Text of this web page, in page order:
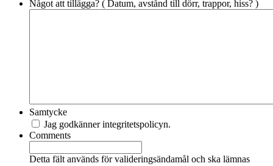
Något att tillägga? ( Datum, avstånd till dörr, trappor, hiss? )
Samtycke
Jag godkänner integritetspolicyn.
Comments
Detta fält används för valideringsändamål och ska lämnas